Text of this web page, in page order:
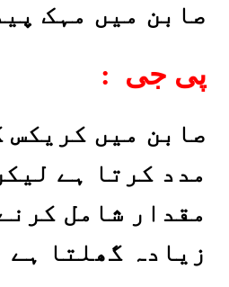
صابن میں مہک
: پی جی
صابن میں کریکس
مدد کرتا ہے
مقدار شامل
زیادہ گھلتا ہے